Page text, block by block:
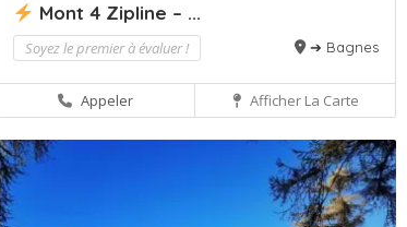
Mont 4 Zipline – ...
Soyez le premier à évaluer ! ➔ Bagnes
Appeler Afficher La Carte